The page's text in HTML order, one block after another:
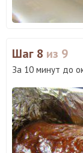
Шаг 8 из 9
За 10 минут до